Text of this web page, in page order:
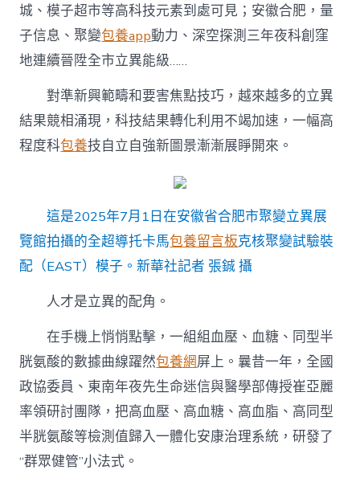
城、模子超市等高科技元素到處可見；安徽合肥，量
子信息、聚變包養app動力、深空探測三年夜科創窪
地連續晉陞全市立異能級……
對準新興範疇和要害焦點技巧，越來越多的立異
結果競相涌現，科技結果轉化利用不竭加速，一幅高
程度科包養技自立自強新圖景漸漸展睜開來。
這是2025年7月1日在安徽省合肥市聚變立異展
覽館拍攝的全超導托卡馬包養留言板克核聚變試驗裝
配（EAST）模子。新華社記者 張鋮 攝
人才是立異的配角。
在手機上悄悄點擊，一組組血壓、血糖、同型半
胱氨酸的數據曲線躍然包養網屏上。曩昔一年，全國
政協委員、東南年夜先生命迷信與醫學部傳授崔亞麗
率領研討團隊，把高血壓、高血糖、高血脂、高同型
半胱氨酸等檢測值歸入一體化安康治理系統，研發了
“群眾健管”小法式。